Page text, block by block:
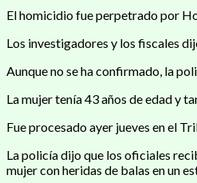
El homicidio fue perpetrado por
Los investigadores y los fiscales
Aunque no se ha confirmado, la
La mujer tenía 43 años de edad y
Fue procesado ayer jueves en el
La policía dijo que los oficiales
mujer con heridas de balas en un